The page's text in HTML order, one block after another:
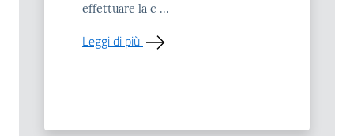
effettuare la c ...
Leggi di più